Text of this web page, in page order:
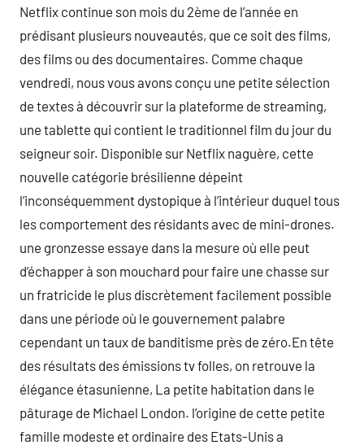
Netflix continue son mois du 2ème de l’année en
prédisant plusieurs nouveautés, que ce soit des films,
des films ou des documentaires. Comme chaque
vendredi, nous vous avons conçu une petite sélection
de textes à découvrir sur la plateforme de streaming,
une tablette qui contient le traditionnel film du jour du
seigneur soir. Disponible sur Netflix naguère, cette
nouvelle catégorie brésilienne dépeint
l’inconséquemment dystopique à l’intérieur duquel tous
les comportement des résidants avec de mini-drones.
une gronzesse essaye dans la mesure où elle peut
d’échapper à son mouchard pour faire une chasse sur
un fratricide le plus discrètement facilement possible
dans une période où le gouvernement palabre
cependant un taux de banditisme près de zéro.En tête
des résultats des émissions tv folles, on retrouve la
élégance étasunienne, La petite habitation dans le
pâturage de Michael London. l’origine de cette petite
famille modeste et ordinaire des Etats-Unis a